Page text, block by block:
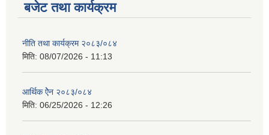
बजेट तथा कार्यक्रम
नीति तथा कार्यक्रम २०८३/०८४
मिति: 08/07/2026 - 11:13
आर्थिक ऐेन २०८३/०८४
मिति: 06/25/2026 - 12:26